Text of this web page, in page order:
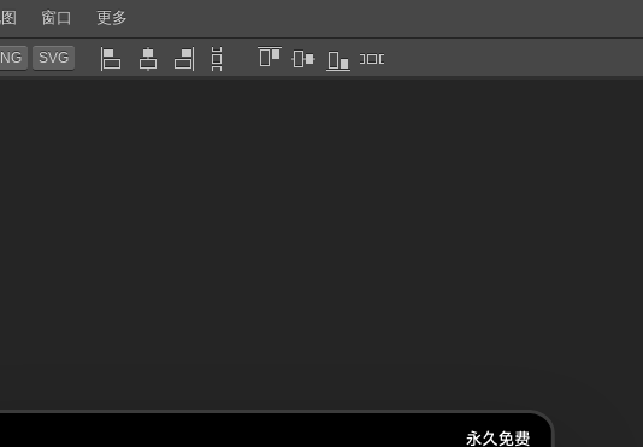
窗口 更多
SVG